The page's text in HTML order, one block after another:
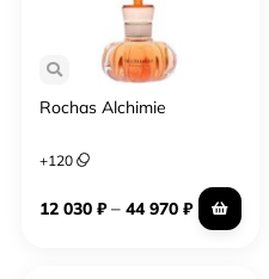
Rochas Alchimie
+120
12 030 ₽– 44 970 ₽